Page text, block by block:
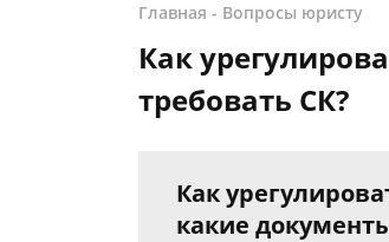
Главная - Вопросы юристу
Как
требовать СК?
Как
какие